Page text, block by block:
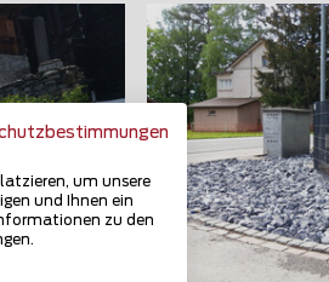
um unsere
und Ihnen ein
zu den